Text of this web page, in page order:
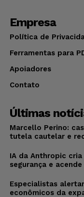
Empresa
Política de
Ferramentas para
Apoiadores
Contato
Últimas
Marcello Perino:
tutela cautelar e
IA da Anthropic
segurança e
Especialistas
econômicos da